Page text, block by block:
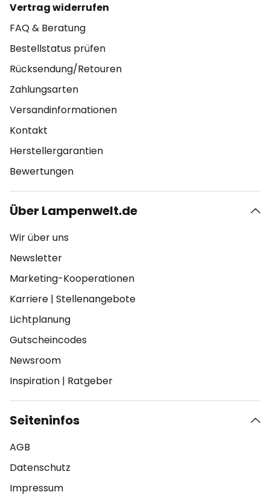
Vertrag widerrufen
FAQ & Beratung
Bestellstatus prüfen
Rücksendung/Retouren
Zahlungsarten
Versandinformationen
Kontakt
Herstellergarantien
Bewertungen
Über Lampenwelt.de
Wir über uns
Newsletter
Marketing-Kooperationen
Karriere | Stellenangebote
Lichtplanung
Gutscheincodes
Newsroom
Inspiration | Ratgeber
Seiteninfos
AGB
Datenschutz
Impressum